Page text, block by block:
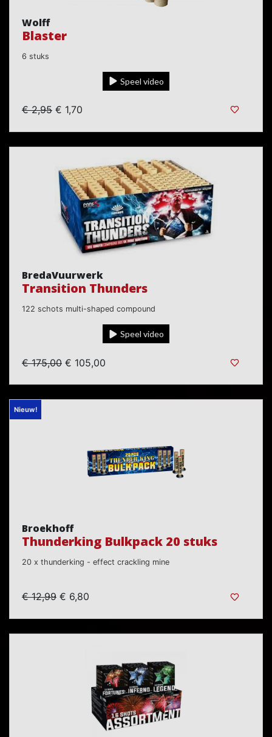
Wolff
Blaster
6 stuks
Speel video
€ 2,95 € 1,70
BredaVuurwerk
Transition Thunders
122 schots multi-shaped compound
Speel video
€ 175,00 € 105,00
Nieuw!
Broekhoff
Thunderking Bulkpack 20 stuks
20 x thunderking - effect crackling mine
€ 12,99 € 6,80